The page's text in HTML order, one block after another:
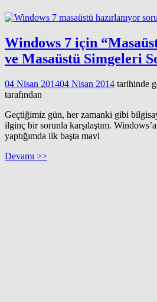
Windows 7 için
ve Masaüstü Simgeleri
04 Nisan 201404 Nisan 2014 tarihinde
tarafından
Geçtiğimiz gün, her zamanki gibi
ilginç bir sorunla karşılaştım.
yaptığımda ilk başta mavi
Devamı >>